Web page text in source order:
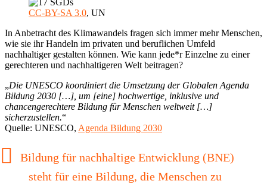
CC-BY-SA 3.0, UN
In Anbetracht des Klimawandels fragen sich immer mehr Menschen,
wie sie ihr Handeln im privaten und beruflichen Umfeld
nachhaltiger gestalten können. Wie kann jede*r Einzelne zu einer
gerechteren und nachhaltigeren Welt beitragen?
„Die UNESCO koordiniert die Umsetzung der Globalen Agenda
Bildung 2030 […], um [eine] hochwertige, inklusive und
chancengerechtere Bildung für Menschen weltweit […]
sicherzustellen.“
Quelle: UNESCO, Agenda Bildung 2030
Bildung für nachhaltige Entwicklung (BNE)
steht für eine Bildung, die Menschen zu